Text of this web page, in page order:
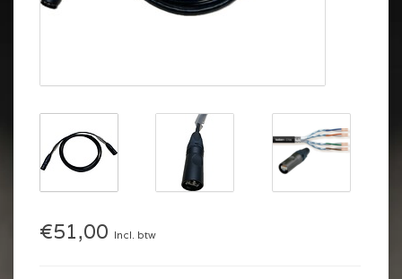
€51,00 Incl. btw